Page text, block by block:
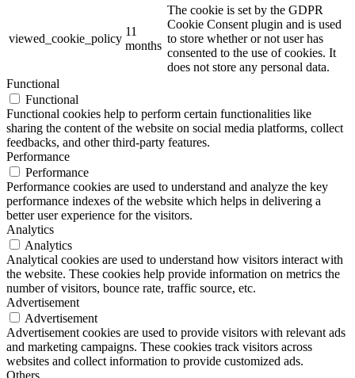
viewed_cookie_policy
11
months
The cookie is set by the GDPR
Cookie Consent plugin and is used
to store whether or not user has
consented to the use of cookies. It
does not store any personal data.
Functional
Functional
Functional cookies help to perform certain functionalities like
sharing the content of the website on social media platforms, collect
feedbacks, and other third-party features.
Performance
Performance
Performance cookies are used to understand and analyze the key
performance indexes of the website which helps in delivering a
better user experience for the visitors.
Analytics
Analytics
Analytical cookies are used to understand how visitors interact with
the website. These cookies help provide information on metrics the
number of visitors, bounce rate, traffic source, etc.
Advertisement
Advertisement
Advertisement cookies are used to provide visitors with relevant ads
and marketing campaigns. These cookies track visitors across
websites and collect information to provide customized ads.
Others